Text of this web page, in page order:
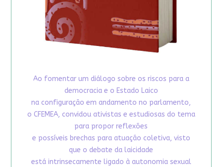
Ao fomentar um diálogo sobre os riscos para a
democracia e o Estado Laico
na configuração em andamento no parlamento,
o CFEMEA, convidou ativistas e estudiosas do tema
para propor reflexões
e possíveis brechas para atuação coletiva, visto
que o debate da laicidade
está intrinsecamente ligado à autonomia sexual